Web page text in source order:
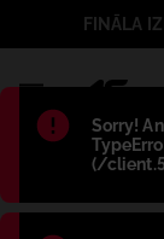
Błąd:
Sorry!
(/
FINĀLA